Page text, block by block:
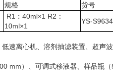
规格 货号
R1：40ml×1 R2：
10ml×1
YS-
速离心机、溶剂抽滤装置、超声
mm）、可调式移液器、样品瓶